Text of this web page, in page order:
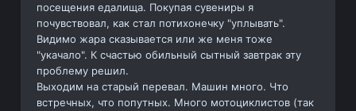
посещения едалища. Покупая сувениры я
почувствовал, как стал потихонечку "уплывать".
Видимо жара сказывается или же меня тоже
"укачало". К счастью обильный сытный завтрак эту
проблему решил.
Выходим на старый перевал. Машин много. Что
встречных, что попутных. Много мотоциклистов (так